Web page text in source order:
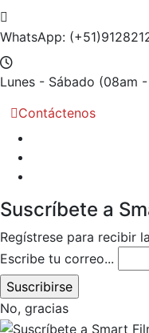
WhatsApp:
Lunes - Sábado (08am
Contáctenos
Suscríbete a
Regístrese para recibir
Escribe tu correo...
No, gracias